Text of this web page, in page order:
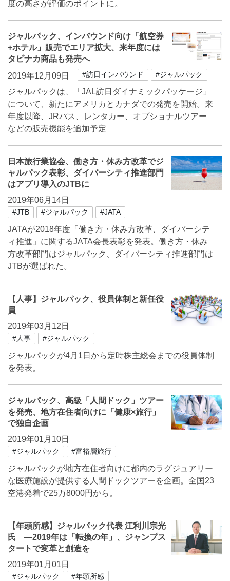
度の高さが評価のポイントに。
ジャルパック、インバウンド向け「航空券
+ホテル」販売でエリア拡大、来年度には
タビナカ商品も発売へ
2019年12月09日
#訪日インバウンド #ジャルパック
ジャルパックは、「JAL訪日ダイナミックパッケージ」
について、新たにアメリカとカナダでの発売を開始。来
年度以降、JRパス、レンタカー、オプショナルツアー
などの販売機能を追加予定
日本旅行業協会、働き方・休み方改革でジ
ャルパック表彰、ダイバーシティ推進部門
はアプリ導入のJTBに
2019年06月14日
#JTB #ジャルパック #JATA
JATAが2018年度「働き方・休み方改革、ダイバーシテ
ィ推進」に関するJATA会長表彰を発表。働き方・休み
方改革部門はジャルパック、ダイバーシティ推進部門は
JTBが選ばれた。
【人事】ジャルパック、役員体制と新任役
員
2019年03月12日
#人事 #ジャルパック
ジャルパックが4月1日から定時株主総会までの役員体制
を発表。
ジャルパック、高級「人間ドック」ツアー
を発売、地方在住者向けに「健康×旅行」
で独自企画
2019年01月10日
#ジャルパック #富裕層旅行
ジャルパックが地方在住者向けに都内のラグジュアリー
な医療施設が提供する人間ドックツアーを企画。全国23
空港発着で25万8000円から。
【年頭所感】ジャルパック代表 江利川宗光
氏 ―2019年は「転換の年」、ジャンプス
タートで変革と創造を
2019年01月01日
#ジャルパック #年頭所感